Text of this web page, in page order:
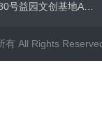
有 All Rights